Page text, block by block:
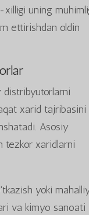
xilligi uning
ettirishdan oldin
xarid tajribasini
Asosiy
tezkor xaridlarni
yoki
va kimyo sanoati